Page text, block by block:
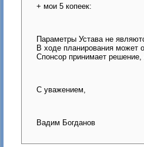
+ мои 5 копеек:
Параметры Устава не
В ходе планирования может
Спонсор принимает решение,
С уважением,
Вадим Богданов